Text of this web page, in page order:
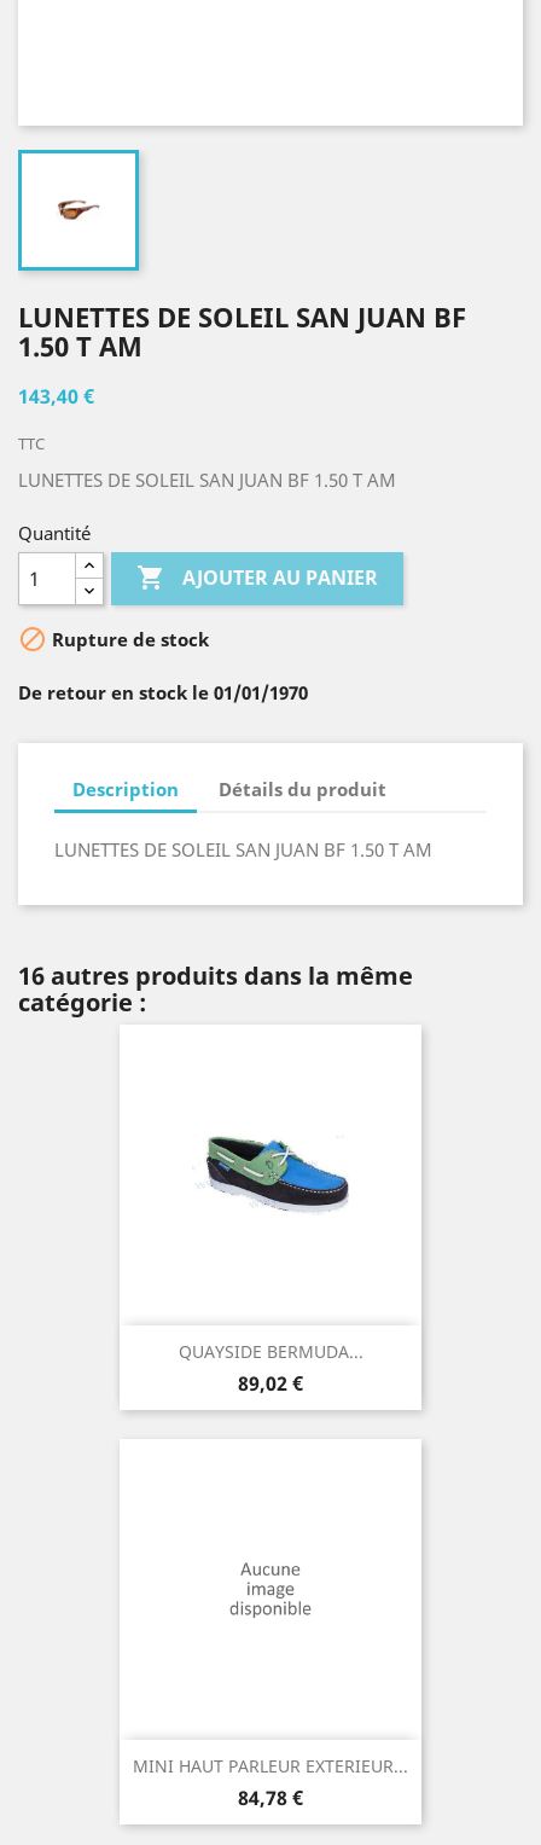
LUNETTES DE SOLEIL SAN JUAN BF
1.50 T AM
143,40 €
TTC
LUNETTES DE SOLEIL SAN JUAN BF 1.50 T AM
Quantité
 AJOUTER AU PANIER
 Rupture de stock
De retour en stock le 01/01/1970
Description Détails du produit
LUNETTES DE SOLEIL SAN JUAN BF 1.50 T AM
16 autres produits dans la même
catégorie :
QUAYSIDE BERMUDA...
Prix
89,02 €
MINI HAUT PARLEUR EXTERIEUR...
Prix
84,78 €